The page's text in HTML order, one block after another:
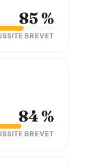
85 %
BREVET
84 %
BREVET